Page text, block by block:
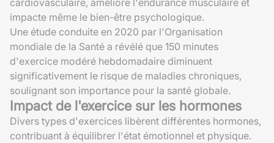
impacte même le bien-être psychologique.
Une étude conduite en 2020 par l'Organisation
mondiale de la Santé a révélé que 150 minutes
d'exercice modéré hebdomadaire diminuent
significativement le risque de maladies chroniques,
soulignant son importance pour la santé globale.
Impact de l'exercice sur les hormones
Divers types d'exercices libèrent différentes hormones,
contribuant à équilibrer l'état émotionnel et physique.